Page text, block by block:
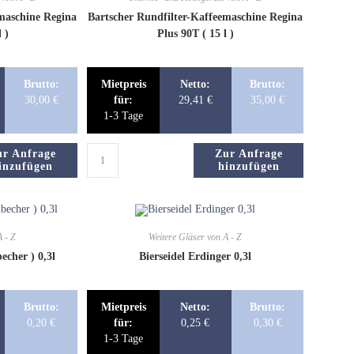
Regina
)
Brutto:
30,00 €
Anfrage
Bartscher Rundfilter-Kaffeemaschine Regina
Plus 90T ( 15 l )
Mietpreis
für:
1-3 Tage
Netto:
29,41 €
Brutto:
35,00€
Zur Anfrage
hinzufügen
- Z
) 0,3l
Brutto:
0,20€
Weitere Gläser von A - Z
Bierseidel Erdinger 0,3l
Mietpreis
für:
1-3 Tage
Netto:
0,25€
Brutto:
0,30 €